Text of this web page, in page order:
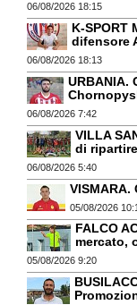
06/08/2026 18:15
K-SPORT
difensore
06/08/2026 18:13
URBANIA.
06/08/2026 7:42
VILLA
di ripartire
06/08/2026 5:40
05/08/2026
FALCO
mercato,
05/08/2026 9:20